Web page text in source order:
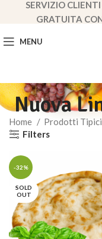
MENU
Nuova
Home Prodotti Tipici
Filters
-32%
SOLD
OUT
SERVIZIO
GRATUITA